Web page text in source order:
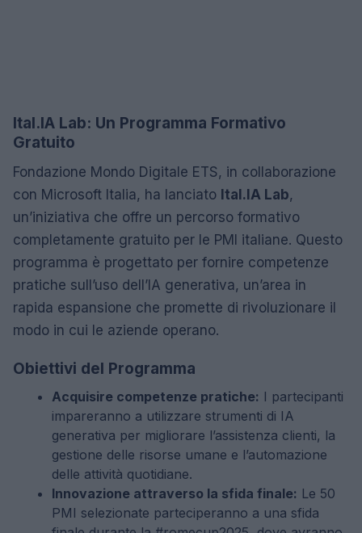
Ital.IA Lab: Un Programma Formativo
Gratuito
Fondazione Mondo Digitale ETS, in collaborazione
con Microsoft Italia, ha lanciato Ital.IA Lab,
un’iniziativa che offre un percorso formativo
completamente gratuito per le PMI italiane. Questo
programma è progettato per fornire competenze
pratiche sull’uso dell’IA generativa, un’area in
rapida espansione che promette di rivoluzionare il
modo in cui le aziende operano.
Obiettivi del Programma
Acquisire competenze pratiche: I partecipanti
impareranno a utilizzare strumenti di IA
generativa per migliorare l’assistenza clienti, la
gestione delle risorse umane e l’automazione
delle attività quotidiane.
Innovazione attraverso la sfida finale: Le 50
PMI selezionate parteciperanno a una sfida